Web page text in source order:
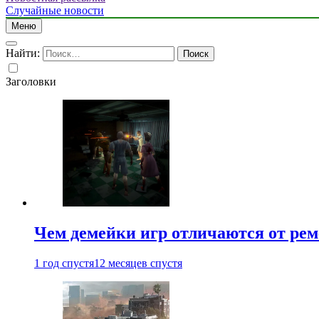
Случайные новости
Меню
Найти:
Заголовки
Чем демейки игр отличаются от
1 год спустя12 месяцев спустя